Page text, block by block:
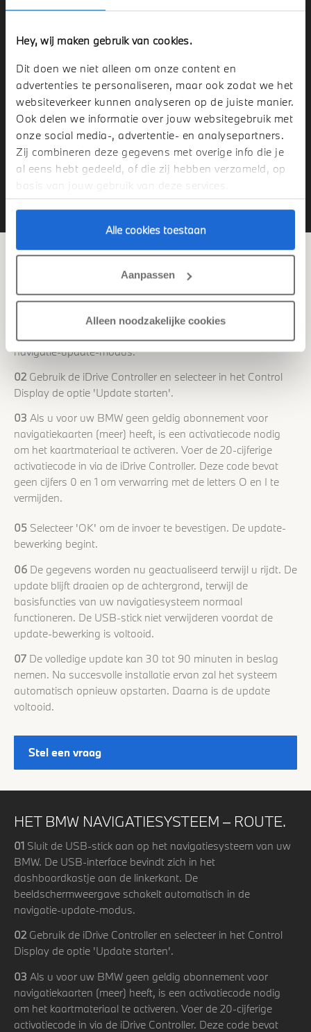
Hey, wij maken gebruik van cookies.
Dit doen we niet alleen om onze content en
advertenties te personaliseren, maar ook zodat we het
websiteverkeer kunnen analyseren op de juiste manier.
Ook delen we informatie over jouw websitegebruik met
onze social media-, advertentie- en analysepartners.
Zij combineren deze gegevens met overige info die je
al eens hebt gedeeld, of die zij hebben verzameld, op
basis van jouw gebruik van deze services.
Alle cookies toestaan
Aanpassen
Alleen noodzakelijke cookies
06De gegevens worden nu geactualiseerd terwijl u rijdt. De
basisfuncties van uw navigatiesysteem normaal
update-bewerking is voltooid.
07De volledige update kan 30 tot 90 minuten in beslag
nemen. Na succesvolle installatie ervan zal het systeem
automatisch opnieuw opstarten. Daarna is de update
voltooid.
HET BMW NAVIGATIESYSTEEM – MOVE.
BMW. De USB-interface bevindt zich in het
dashboardkastje aan de linkerkant. De
navigatie-update-modus.
02 Gebruik de iDrive Controller en selecteer in het Control
Display de optie 'Update starten'.
03 Als u voor uw BMW geen geldig abonnement voor
navigatiekaarten (meer) heeft, is een activatiecode nodig
om het kaartmateriaal te activeren. Voer de 20-cijferige
activatiecode in via de iDrive Controller. Deze code bevat
geen cijfers 0 en 1 om verwarring met de letters O en I te
vermijden.
05 Selecteer 'OK' om de invoer te bevestigen. De update-
bewerking begint.
06 De gegevens worden nu geactualiseerd terwijl u rijdt. De
update blijft draaien op de achtergrond, terwijl de
basisfuncties van uw navigatiesysteem normaal
functioneren. De USB-stick niet verwijderen voordat de
update-bewerking is voltooid.
07 De volledige update kan 30 tot 90 minuten in beslag
nemen. Na succesvolle installatie ervan zal het systeem
automatisch opnieuw opstarten. Daarna is de update
voltooid.
Stel een vraag
HET BMW NAVIGATIESYSTEEM – ROUTE.
01 Sluit de USB-stick aan op het navigatiesysteem van uw
BMW. De USB-interface bevindt zich in het
dashboardkastje aan de linkerkant. De
beeldschermweergave schakelt automatisch in de
navigatie-update-modus.
02Gebruik de iDrive Controller en selecteer in het Control
Display de optie 'Update starten'.
03 Als u voor uw BMW geen geldig abonnement voor
navigatiekaarten (meer) heeft, is een activatiecode nodig
om het kaartmateriaal te activeren. Voer de 20-cijferige
activatiecode in via de iDrive Controller. Deze code bevat